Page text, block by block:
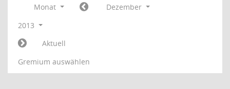
Monat
Dezember
2013
Aktuell
Gremium auswählen